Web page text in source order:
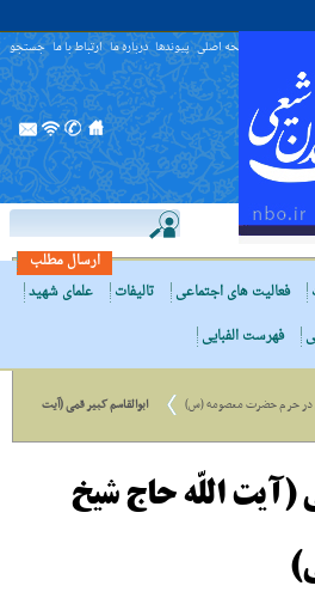
صفحه اصلی پیوندها درباره ما ارتباط با ما جستجو
ارسال مطلب
فعالیت های اجتماعی تالیفات
علمای شهید
فهرست الفبایی
در حرم حضرت معصومه (س)
ابوالقاسم کبیر قمی (آیت
(آیت اللّه حاج شیخ